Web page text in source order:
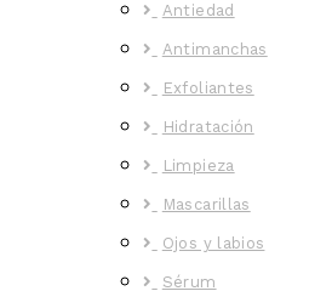
Antiedad
Antimanchas
Exfoliantes
Hidratación
Limpieza
Mascarillas
Ojos y labios
Sérum